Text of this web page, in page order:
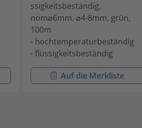
ssigkeitsbeständig,
nom⌀6mm, ⌀4-8mm, grün,
100m
- hochtemperaturbeständig
- flüssigkeitsbeständig
Auf die Merkliste